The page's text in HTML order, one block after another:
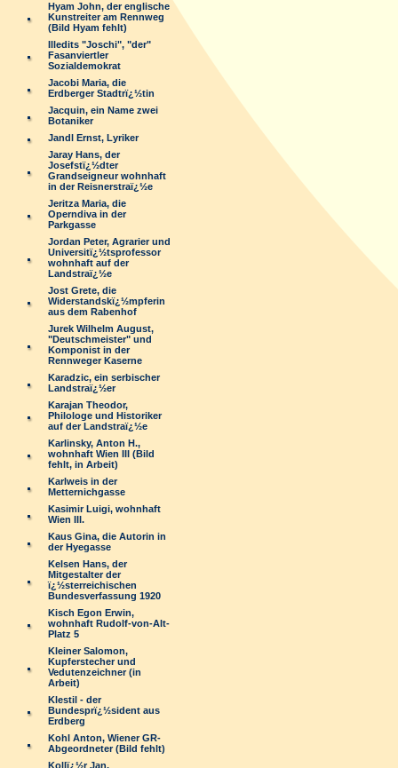
Hyam John, der englische
Kunstreiter am Rennweg
(Bild Hyam fehlt)
Illedits "Joschi", "der"
Fasanviertler
Sozialdemokrat
Jacobi Maria, die
Erdberger Stadtrï¿½tin
Jacquin, ein Name zwei
Botaniker
Jandl Ernst, Lyriker
Jaray Hans, der
Josefstï¿½dter
Grandseigneur wohnhaft
in der Reisnerstraï¿½e
Jeritza Maria, die
Operndiva in der
Parkgasse
Jordan Peter, Agrarier und
Universitï¿½tsprofessor
wohnhaft auf der
Landstraï¿½e
Jost Grete, die
Widerstandskï¿½mpferin
aus dem Rabenhof
Jurek Wilhelm August,
"Deutschmeister" und
Komponist in der
Rennweger Kaserne
Karadzic, ein serbischer
Landstraï¿½er
Karajan Theodor,
Philologe und Historiker
auf der Landstraï¿½e
Karlinsky, Anton H.,
wohnhaft Wien III (Bild
fehlt, in Arbeit)
Karlweis in der
Metternichgasse
Kasimir Luigi, wohnhaft
Wien III.
Kaus Gina, die Autorin in
der Hyegasse
Kelsen Hans, der
Mitgestalter der
ï¿½sterreichischen
Bundesverfassung 1920
Kisch Egon Erwin,
wohnhaft Rudolf-von-Alt-
Platz 5
Kleiner Salomon,
Kupferstecher und
Vedutenzeichner (in
Arbeit)
Klestil - der
Bundesprï¿½sident aus
Erdberg
Kohl Anton, Wiener GR-
Abgeordneter (Bild fehlt)
Kollï¿½r Jan,